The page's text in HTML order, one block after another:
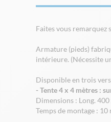
Faites vous remarquez
Armature (pieds)
intérieure. (Nécessite
Disponible en trois
- Tente 4 x 4 mètres :
Dimensions : Long.
Temps de montage :